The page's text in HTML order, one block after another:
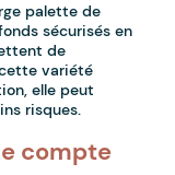
palette de
sécurisés en
de
variété
elle peut
risques.
compte